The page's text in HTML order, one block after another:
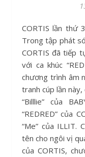
CORTIS lần thứ 3 nhận cúp âm nhạc với “REDRED”
Trong tập phát
CORTIS đã tiếp
với ca khúc
chương trình âm
tranh cúp lần
“Billlie” của
“REDRED” của
“Me” của ILLIT.
tên cho ngôi vị
của CORTIS,